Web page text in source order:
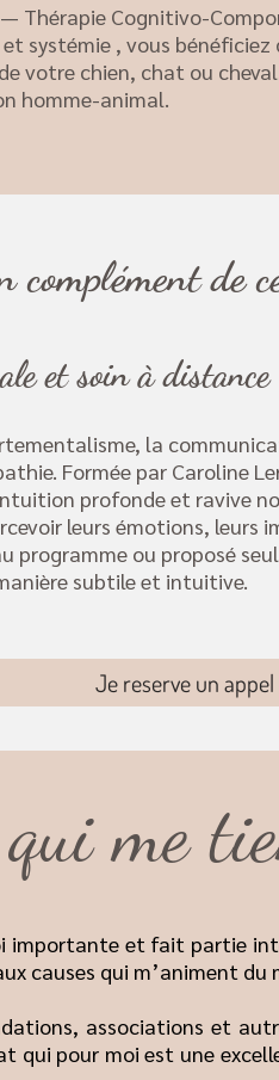
Thérapie Cognitivo-
systémie , vous
votre chien, chat ou
homme-animal.
complément de
et soin à distance
la
Formée par Caroline
profonde et ravive
leurs émotions, leurs
programme ou proposé
subtile et intuitive.
Je reserve un
qui me
importante et fait partie
causes qui m’animent du
associations et
qui pour moi est une